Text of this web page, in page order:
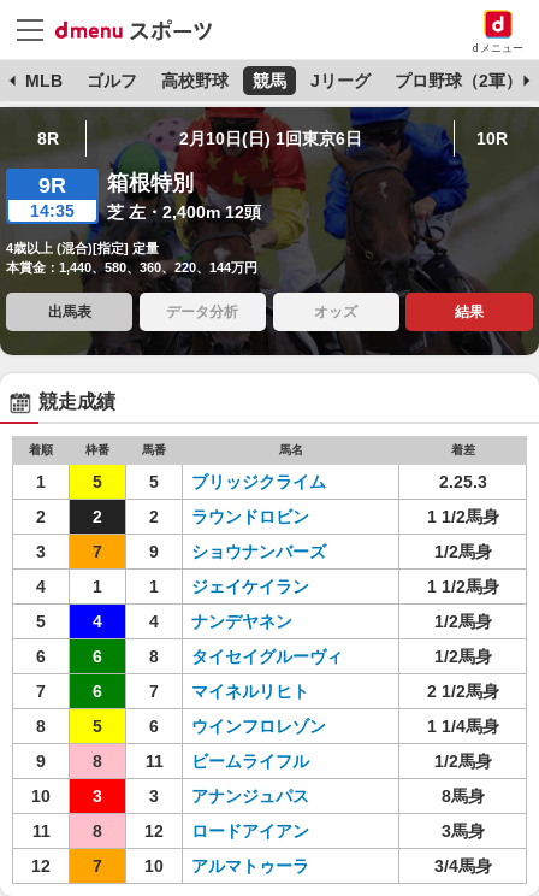
dメニュー
MLB ゴルフ 高校野球 競馬 Jリーグ プロ野球（2軍）
8R 2月10日(日) 1回東京6日 10R
9R
14:35
箱根特別
芝 左・2,400m 12頭
4歳以上 (混合)[指定] 定量
本賞金：1,440、580、360、220、144万円
出馬表 データ分析 オッズ 結果
競走成績
着順 枠番 馬番 馬名 着差
1 5 5 ブリッジクライム
2.25.3
2
2 2 ラウンドロビン
1 1/2馬身
3
7 9 ショウナンバーズ
1/2馬身
4
1 1 ジェイケイラン
1 1/2馬身
5
4 4 ナンデヤネン
1/2馬身
6
6 8 タイセイグルーヴィ
1/2馬身
7
6 7 マイネルリヒト
2 1/2馬身
8
5 6 ウインフロレゾン
1 1/4馬身
9
8 11 ビームライフル
1/2馬身
10
3 3 アナンジュパス
8馬身
11
8 12 ロードアイアン
3馬身
12
7 10 アルマトゥーラ 3/4馬身